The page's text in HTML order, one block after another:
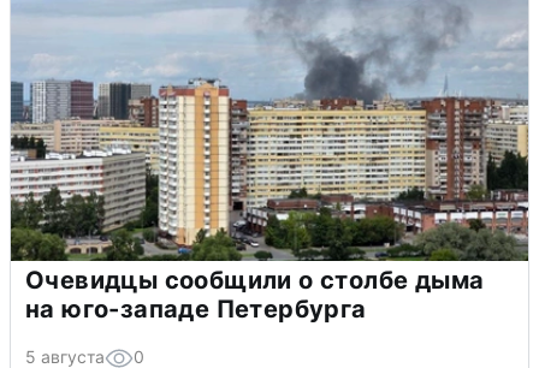
Очевидцы сообщили о столбе дыма
на юго-западе Петербурга
5 августа 0